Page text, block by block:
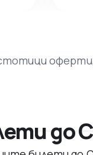
до